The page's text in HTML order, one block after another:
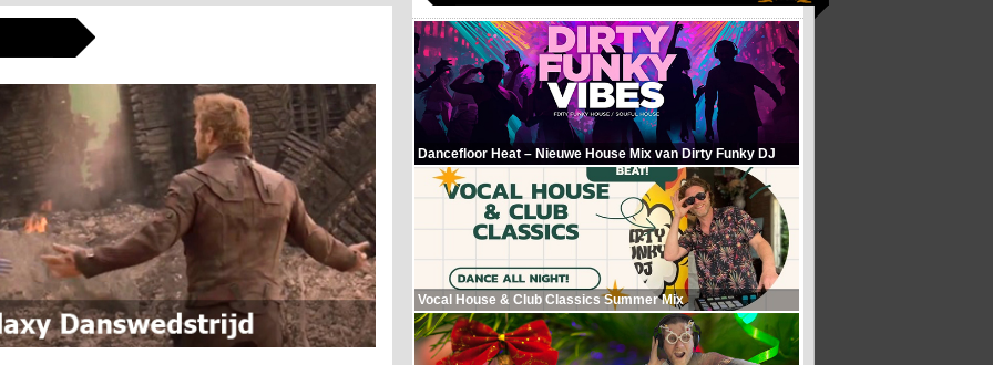
Dancefloor Heat – Nieuwe House Mix van Dirty Funky DJ
Vocal House & Club Classics Summer Mix